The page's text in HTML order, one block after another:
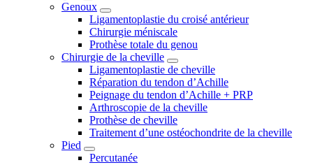
Genoux
Ligamentoplastie du croisé antérieur
Chirurgie méniscale
Prothèse totale du genou
Chirurgie de la cheville
Ligamentoplastie de cheville
Réparation du tendon d’Achille
Peignage du tendon d’Achille + PRP
Arthroscopie de la cheville
Prothèse de cheville
Traitement d’une ostéochondrite de la cheville
Pied
Percutanée